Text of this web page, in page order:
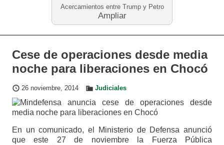
Acercamientos entre Trump y Petro
Ampliar
Cese de operaciones desde media
noche para liberaciones en Chocó
26 noviembre, 2014 Judiciales
En un comunicado, el Ministerio de Defensa anunció
que este 27 de noviembre la Fuerza Pública